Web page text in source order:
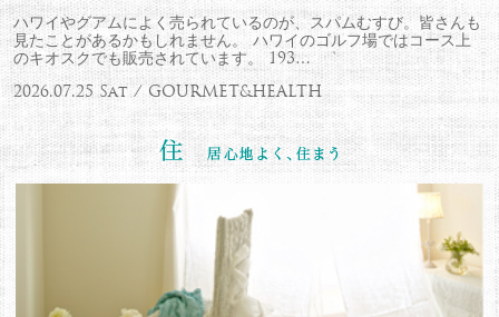
ハワイやグアムによく売られているのが、スパムむすび。皆さんも
見たことがあるかもしれません。 ハワイのゴルフ場ではコース上
のキオスクでも販売されています。 193…
2026.07.25 Sat / GOURMET&HEALTH